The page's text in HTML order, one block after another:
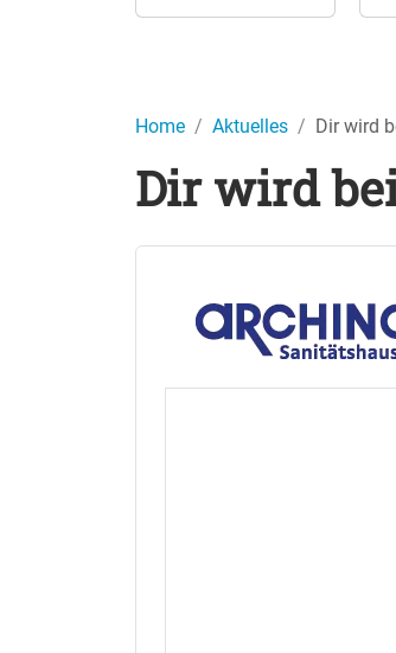
Home Aktuelles Dir wird
Dir wird